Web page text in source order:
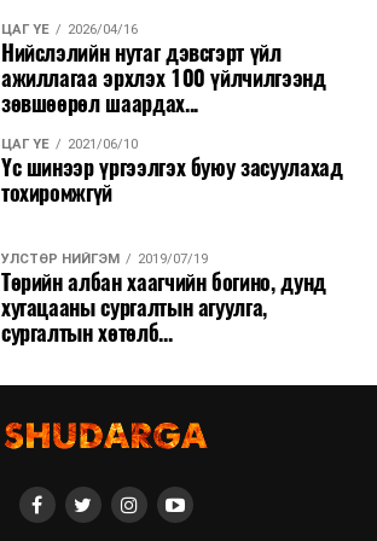
ЦАГ ҮЕ 2026/04/16
Нийслэлийн нутаг дэвсгэрт үйл
ажиллагаа эрхлэх 100 үйлчилгээнд
зөвшөөрөл шаардах...
ЦАГ ҮЕ 2021/06/10
Үс шинээр үргээлгэх буюу засуулахад
тохиромжгүй
УЛСТӨР НИЙГЭМ 2019/07/19
Төрийн албан хаагчийн богино, дунд
хугацааны сургалтын агуулга,
сургалтын хөтөлб...